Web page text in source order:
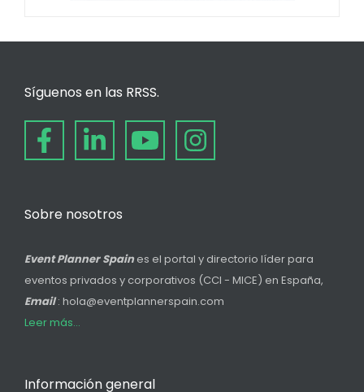
Síguenos en las RRSS.
Sobre nosotros
Event Planner Spain es el portal y directorio líder para
eventos privados y corporativos (CCI - MICE) en España,
Email: hola@eventplannerspain.com
Leer más...
Información general